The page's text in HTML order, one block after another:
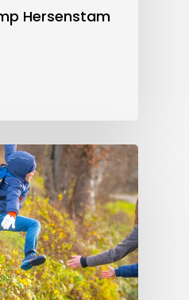
Hersenstam